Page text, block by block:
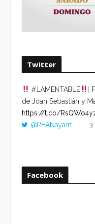
Twitter
#LAMENTABLE
|
de Joan Sebastián y
https://t.co/
@REANayarit
3
Facebook